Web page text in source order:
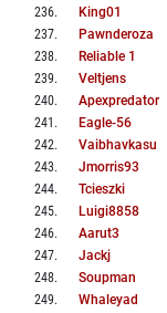
236. King01
237. Pawnderoza
238. Reliable 1
239. Veltjens
240. Apexpredator
241 . Eagle-56
242. Vaibhavkasu
243. Jmorris93
244. Tcieszki
245. Luigi8858
246. Aarut3
247. Jackj
248. Soupman
249. Whaleyad